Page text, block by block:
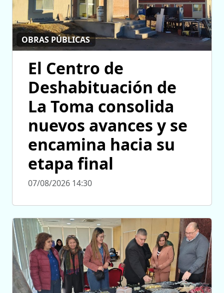
OBRAS PÚBLICAS
El Centro de
Deshabituación de
La Toma consolida
nuevos avances y se
encamina hacia su
etapa final
07/08/2026 14:30